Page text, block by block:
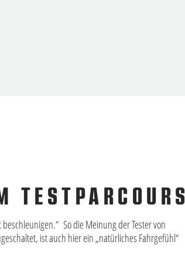
So die Meinung der Tester von
ist auch hier ein „natürliches Fahrgefühl“